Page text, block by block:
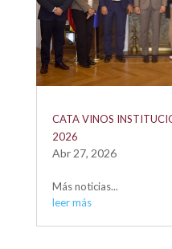
CATA VINOS
2026
Abr 27, 2026
Más noticias...
leer más